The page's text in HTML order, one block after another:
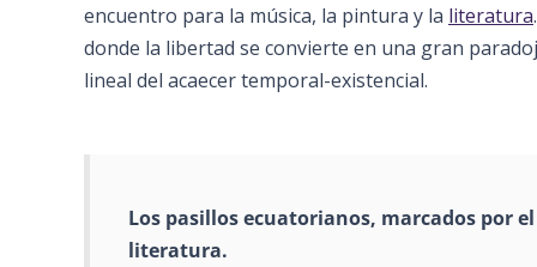
encuentro para la música, la pintura y la literatura
donde la libertad se convierte en una gran
lineal del acaecer temporal-existencial.
Los pasillos ecuatorianos, marcados por
literatura.